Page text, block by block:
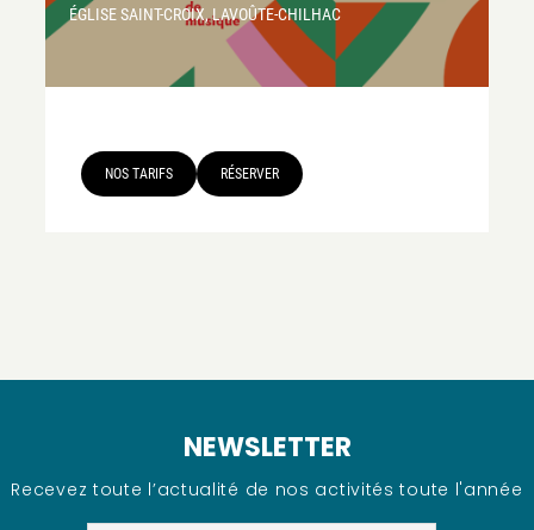
ÉGLISE SAINT-CROIX, LAVOÛTE-CHILHAC
NOS TARIFS RÉSERVER
NEWSLETTER
Recevez toute l’actualité de nos activités toute l'année